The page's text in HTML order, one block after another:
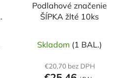
Podlahové značenie
ŠÍPKA žlté 10ks
Skladom (1 BAL.)
€20,70 bez DPH